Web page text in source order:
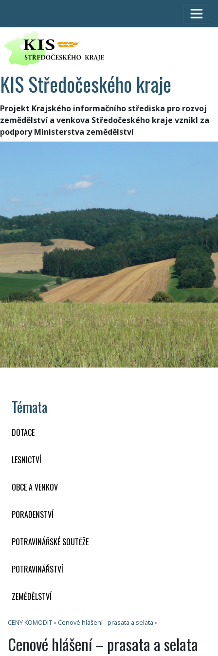
KIS Středočeského kraje
Projekt Krajského informačního střediska pro rozvoj
zemědělství a venkova Středočeského kraje vznikl za
podpory Ministerstva zemědělství
Témata
DOTACE
LESNICTVÍ
OBCE A VENKOV
PORADENSTVÍ
POTRAVINÁŘSKÉ SOUTĚŽE
POTRAVINÁŘSTVÍ
ZEMĚDĚLSTVÍ
CENY KOMODIT» Cenové hlášení - prasata a selata »
Cenové hlášení – prasata a selata